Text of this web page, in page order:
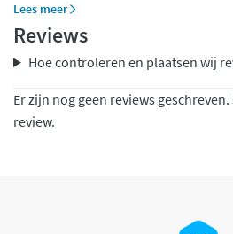
Lees meer
Reviews
Hoe controleren en plaatsen wij
Er zijn nog geen reviews
review.